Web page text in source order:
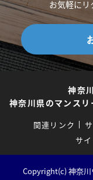
お気軽にリ
神奈
神奈川県のマンス
関連リンク
サ
Copyright(c) 神奈